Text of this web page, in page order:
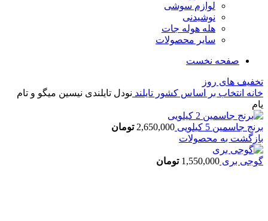
لوازم سوشی
نوشیدنی
هله هوله جات
سایر محصولات
صفحه نخست
تخفیف های روز
خانه انتخاب بر اساس کشور تایلند نودل تایلندی نیسین میگو و تام
یام
برنج جاسمین 5 کیلویی 2,650,000 تومان
بازگشت به محصولات
گوجی بری 1,550,000 تومان